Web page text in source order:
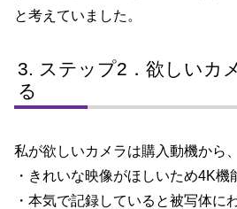
と考えていました。
ステップ2．欲しいカ
る
私が欲しいカメラは購入動機から、
・きれいな映像がほしいため4K機
・本気で記録していると被写体に